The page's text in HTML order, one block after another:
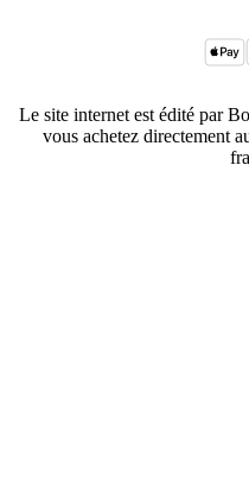
Le site internet est édité par
vous achetez directement